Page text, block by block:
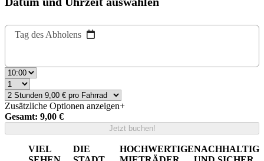
Tag des Abholens
Zusätzliche Optionen anzeigen+
Gesamt: 9,00 €
Jetzt buchen!
VIEL
DIE
HOCHWERTIGENACHHALTIG